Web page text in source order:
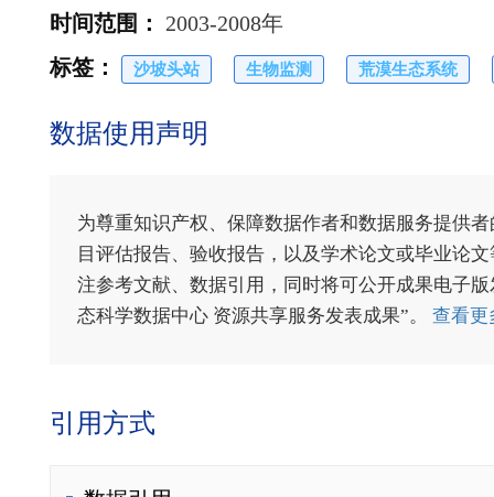
时间范围 ：
2003-2008年
标签 ： 沙坡头站 生物监测 荒漠生态系统
数据使用声明
为尊重知识产权、保障数据作者和数据服务提供
目评估报告、验收报告，以及学术论文或毕业论
注参考文献、数据引用，同时将可公开成果电子
态科学数据中心 资源共享服务发表成果”。 查看
引用方式